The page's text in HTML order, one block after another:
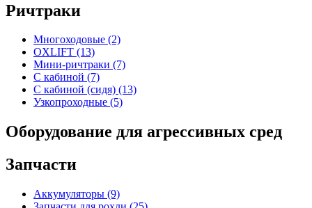
Ричтраки
Многоходовые (2)
OXLIFT (13)
Мини-ричтраки (7)
С кабиной (7)
С кабиной (сидя) (13)
Узкопроходные (5)
Оборудование для агрессивных сред
Запчасти
Аккумуляторы (9)